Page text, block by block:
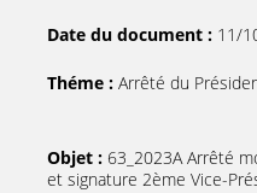
Date du document : 11/
Théme : Arrêté du
Objet : 63_2023A Arrêté
et signature 2ème Vice-